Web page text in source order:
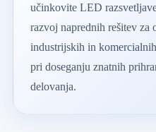
učinkovite LED
razvoj naprednih rešitev za
industrijskih in
pri doseganju znatnih
delovanja.